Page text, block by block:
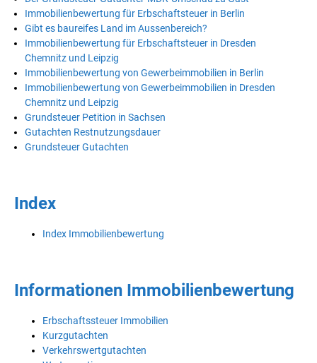
Immobilienbewertung für Erbschaftsteuer in Berlin
Gibt es baureifes Land im Aussenbereich?
Immobilienbewertung für Erbschaftsteuer in Dresden
Chemnitz und Leipzig
Immobilienbewertung von Gewerbeimmobilien in Berlin
Immobilienbewertung von Gewerbeimmobilien in Dresden
Chemnitz und Leipzig
Grundsteuer Petition in Sachsen
Gutachten Restnutzungsdauer
Grundsteuer Gutachten
Index
Index Immobilienbewertung
Informationen Immobilienbewertung
Erbschaftssteuer Immobilien
Kurzgutachten
Verkehrswertgutachten